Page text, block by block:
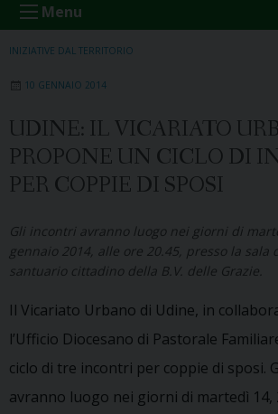
Menu
INIZIATIVE DAL TERRITORIO
10 GENNAIO 2014
UDINE: IL VICARIATO
PROPONE UN CICLO DI
PER COPPIE DI SPOSI
Gli incontri avranno luogo nei giorni di
gennaio 2014, alle ore 20.45, presso la
santuario cittadino della B.V. delle Grazie.
Il Vicariato Urbano di Udine, in
l’Ufficio Diocesano di Pastorale
ciclo di tre incontri per coppie di sposi.
avranno luogo nei giorni di martedì 14,